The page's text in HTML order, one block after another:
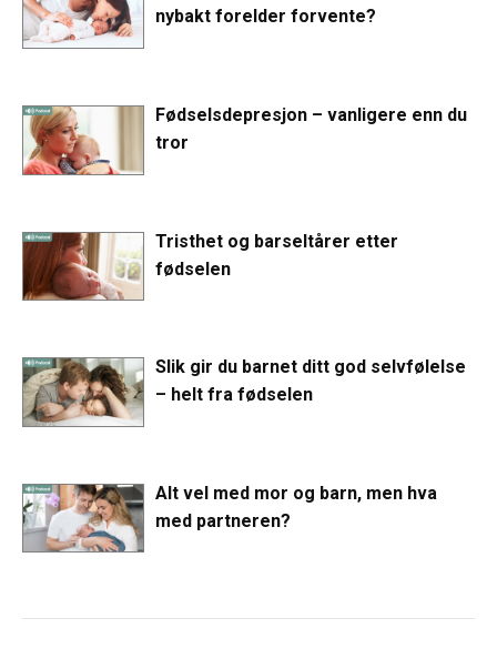
nybakt forelder forvente?
Fødselsdepresjon – vanligere enn du
tror
Tristhet og barseltårer etter
fødselen
Slik gir du barnet ditt god selvfølelse
– helt fra fødselen
Alt vel med mor og barn, men hva
med partneren?